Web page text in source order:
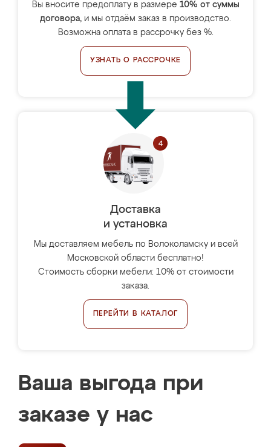
Вы вносите предоплату в размере 10% от суммы
договора, и мы отдаём заказ в производство.
Возможна оплата в рассрочку без %.
УЗНАТЬ О РАССРОЧКЕ
Доставка
и установка
Мы доставляем мебель по Волоколамску и всей
Московской области бесплатно!
Стоимость сборки мебели: 10% от стоимости
заказа.
ПЕРЕЙТИ В КАТАЛОГ
Ваша выгода при
заказе у нас